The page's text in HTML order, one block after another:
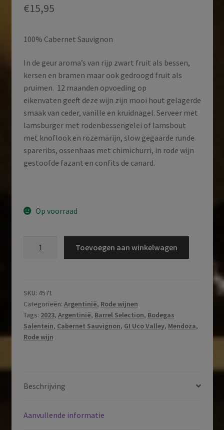
€15,95
100% Cabernet Sauvignon
In de geur aroma’s van rijp zwart fruit als bessen,
kersen en bramen maar ook gedroogd fruit als
pruimen. 12 maanden opvoeding op
eikenvaten geeft deze wijn zijn mooi hout gelagerde
smaak van ceder, vanille en kruidnagel. Serveer met
lamsburger met rodenbessengelei of lamsbout
met knoflook en rozemarijn, slow gegaarde runde
spareribs, ossenhaas met chimichurri, in rode wijn
gestoofde fazant en confits de canard.
Op voorraad
|
Cabernet
Sauvignon
|
GI
Mendoza
Argentinië
Toevoegen aan winkelwagen
SKU: 4571
Categorieën: Argentinië, Rode wijnen
Tags: 2023, Argentinië, Barrel Selection, Bodegas
Salentein, Cabernet Sauvignon, GI Uco Valley, Mendoza,
Rode wijn
Beschrijving
Aanvullende informatie